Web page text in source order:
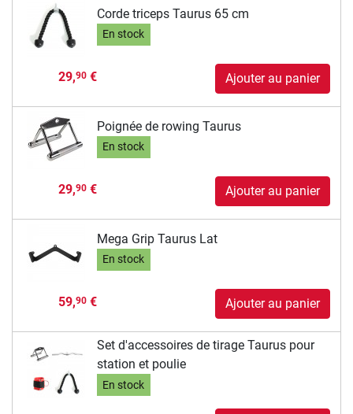
Corde triceps Taurus 65 cm
En stock
29,90€ Ajouter au panier
Poignée de rowing Taurus
En stock
29,90€ Ajouter au panier
Mega Grip Taurus Lat
En stock
59,90€ Ajouter au panier
Set d'accessoires de tirage Taurus pour
station et poulie
En stock